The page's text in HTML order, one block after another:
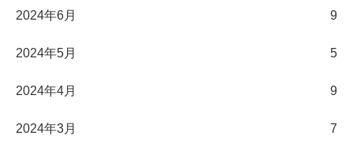
2024年6月 9
2024年5月 5
2024年4月 9
2024年3月 7